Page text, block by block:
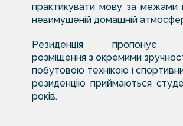
практикувати мову за межами
невимушеній домашній
Резиденція пропонує
розміщення з окремими
побутовою технікою і
резиденцію приймаються
років.